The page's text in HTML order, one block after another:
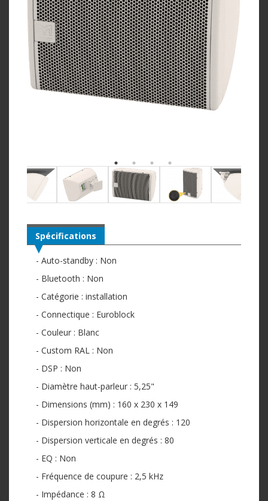
Spécifications
- Auto-standby : Non
- Bluetooth : Non
- Catégorie : installation
- Connectique : Euroblock
- Couleur : Blanc
- Custom RAL : Non
- DSP : Non
- Diamètre haut-parleur : 5,25"
- Dimensions (mm) : 160 x 230 x 149
- Dispersion horizontale en degrés : 120
- Dispersion verticale en degrés : 80
- EQ : Non
- Fréquence de coupure : 2,5 kHz
- Impédance : 8 Ω